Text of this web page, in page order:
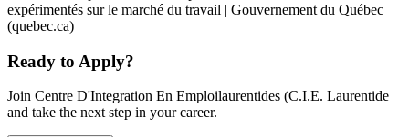
expérimentés sur le marché du travail | Gouvernement du Québec
(quebec.ca)
Ready to Apply?
Join Centre D'Integration En Emploilaurentides (C.I.E. Laurentide
and take the next step in your career.